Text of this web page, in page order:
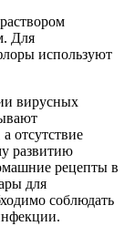
Для
используют
вирусных
отсутствие
развитию
рецепты в
для
соблюдать